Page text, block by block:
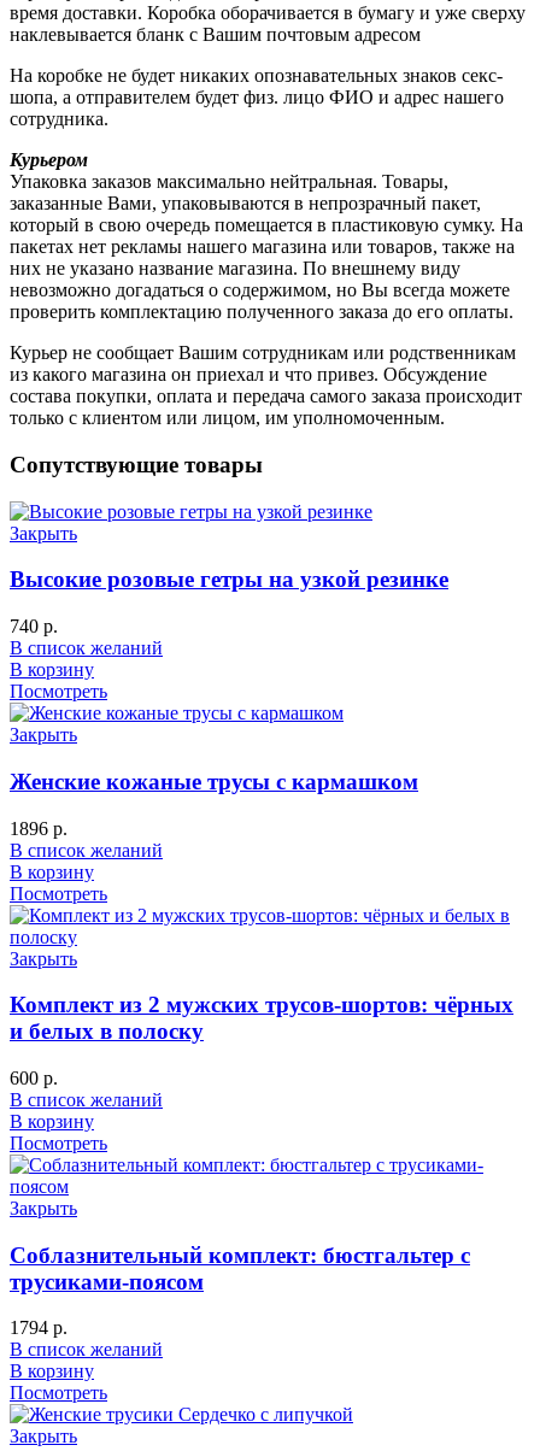
время доставки. Коробка оборачивается в бумагу и уже сверху
наклевывается бланк с Вашим почтовым адресом
На коробке не будет никаких опознавательных знаков секс-
шопа, а отправителем будет физ. лицо ФИО и адрес нашего
сотрудника.
Курьером
Упаковка заказов максимально нейтральная. Товары,
заказанные Вами, упаковываются в непрозрачный пакет,
который в свою очередь помещается в пластиковую сумку. На
пакетах нет рекламы нашего магазина или товаров, также на
них не указано название магазина. По внешнему виду
невозможно догадаться о содержимом, но Вы всегда можете
проверить комплектацию полученного заказа до его оплаты.
Курьер не сообщает Вашим сотрудникам или родственникам
из какого магазина он приехал и что привез. Обсуждение
состава покупки, оплата и передача самого заказа происходит
только с клиентом или лицом, им уполномоченным.
Сопутствующие товары
Закрыть
Высокие розовые гетры на узкой резинке
740 р.
В список желаний
В корзину
Посмотреть
Закрыть
Женские кожаные трусы с кармашком
1896 р.
В список желаний
В корзину
Посмотреть
Закрыть
Комплект из 2 мужских трусов-шортов: чёрных
и белых в полоску
600 р.
В список желаний
В корзину
Посмотреть
Закрыть
Соблазнительный комплект: бюстгальтер с
трусиками-поясом
1794 р.
В список желаний
В корзину
Посмотреть
Закрыть